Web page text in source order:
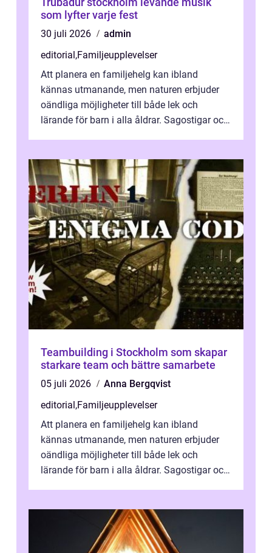
som lyfter varje fest
30 juli 2026
admin
editorial ,Familjeupplevelser
Att planera en familjehelg kan ibland
kännas utmanande, men naturen erbjuder
oändliga möjligheter till både lek och
lärande för barn i alla åldrar. Sagostigar och
Teambuilding i Stockholm som skapar
starkare team och bättre samarbete
05 juli 2026
Anna Bergqvist
editorial ,Familjeupplevelser
Att planera en familjehelg kan ibland
kännas utmanande, men naturen erbjuder
oändliga möjligheter till både lek och
lärande för barn i alla åldrar. Sagostigar och